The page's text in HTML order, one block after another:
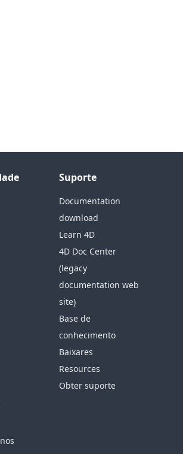
Suporte
Documentation
download
Learn 4D
4D Doc Center
(legacy
documentation web
site)
Base de
conhecimento
Baixares
Resources
Obter suporte